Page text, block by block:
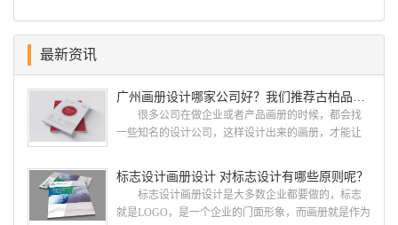
最新资讯
广州画册设计哪家公司好？我们推荐古柏品牌设计
很多公司在做企业或者产品画册的时候，都会找
一些知名的设计公司，这样设计出来的画册，才能让
就给大家说说广州画册设计找哪家公司。 广州画
册设计哪家公司好？本地人都会选择古柏品牌设
计 广州古柏品牌设计有限公司成立于2004年，是
标志设计画册设计 对标志设计有哪些原则呢？
标志设计画册设计是大多数企业都要做的，标志
就是LOGO，是一个企业的门面形象，而画册就是作为